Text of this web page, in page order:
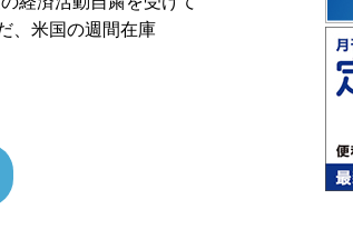
、米国の週間在庫